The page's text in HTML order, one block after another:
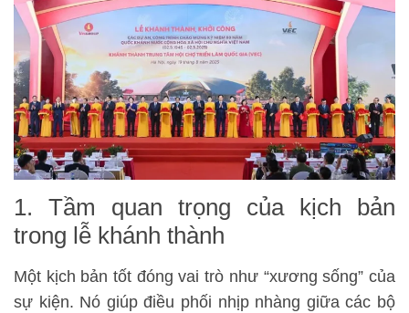
1. Tầm quan trọng của kịch bản
trong lễ khánh thành
Một kịch bản tốt đóng vai trò như “xương sống” của
sự kiện. Nó giúp điều phối nhịp nhàng giữa các bộ